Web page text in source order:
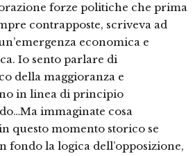
forze politiche che prima
contrapposte, scriveva ad
economica e
Io sento parlare di
della maggioranza e
in linea di principio
immaginate cosa
questo momento storico se
fondo la logica dell’opposizione,